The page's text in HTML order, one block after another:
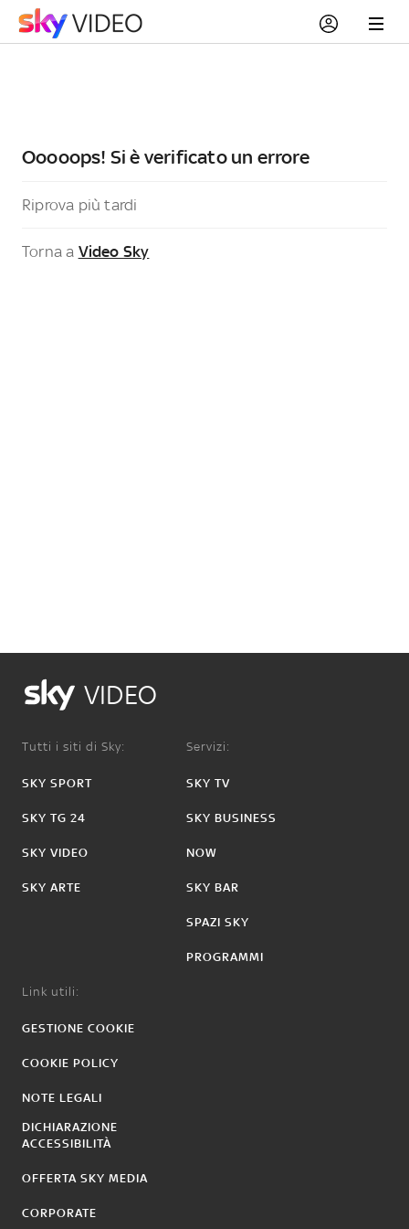
Ooooops! Si è verificato un errore
Riprova più tardi
Torna a Video Sky
VIDEO
Tutti i siti di Sky:
SKY SPORT
SKY TG 24
SKY VIDEO
SKY ARTE
Servizi:
SKY TV
SKY BUSINESS
NOW
SKY BAR
SPAZI SKY
PROGRAMMI
Link utili:
GESTIONE COOKIE
COOKIE POLICY
NOTE LEGALI
DICHIARAZIONE
ACCESSIBILITÀ
OFFERTA SKY MEDIA
CORPORATE